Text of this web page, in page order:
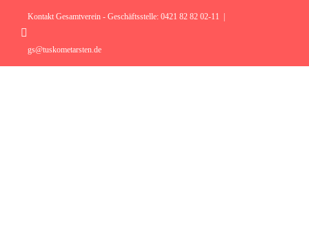
springen
Kontakt Gesamtverein - Geschäftsstelle: 0421 82 82 02-11
gs@tuskometarsten.de